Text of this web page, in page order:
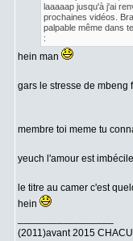
laaaaap jusqu'à j'ai
prochaines vidéos.
palpable même dans
:
hein man
gars le stresse de mbeng
membre toi meme tu
yeuch l'amour est
le titre au camer c'est
hein
(2011)avant 2015